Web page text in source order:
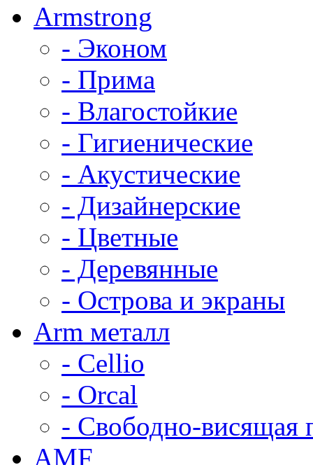
Armstrong
- Эконом
- Прима
- Влагостойкие
- Гигиенические
- Акустические
- Дизайнерские
- Цветные
- Деревянные
- Острова и экраны
Arm металл
- Cellio
- Orcal
- Свободно-висящая
AMF